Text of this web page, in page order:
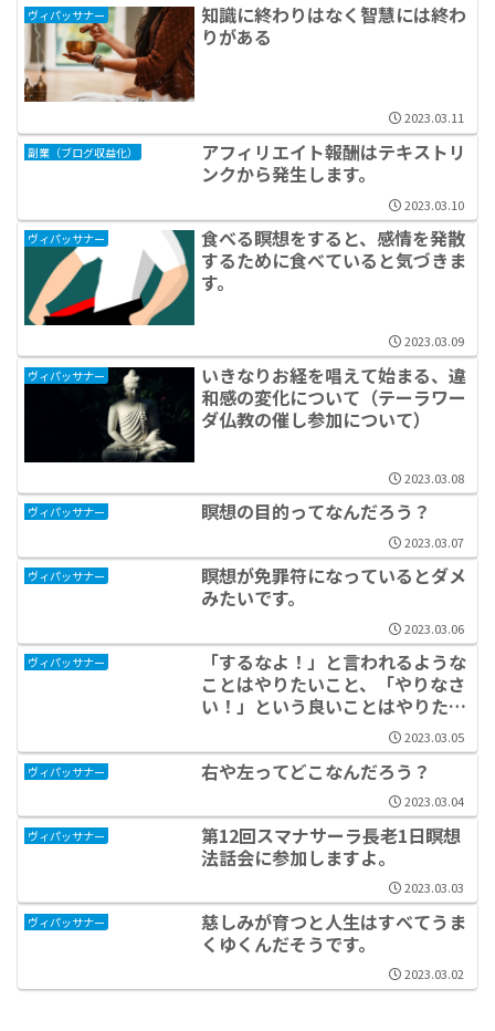
ヴィパッサナー
知識に終わりはなく智慧には終わ
りがある
2023.03.11
副業（ブログ収益化）
アフィリエイト報酬はテキストリ
ンクから発生します。
2023.03.10
ヴィパッサナー
食べる瞑想をすると、感情を発散
するために食べていると気づきま
す。
2023.03.09
ヴィパッサナー
いきなりお経を唱えて始まる、違
和感の変化について（テーラワー
ダ仏教の催し参加について）
2023.03.08
ヴィパッサナー 瞑想の目的ってなんだろう？
2023.03.07
ヴィパッサナー
瞑想が免罪符になっているとダメ
みたいです。
2023.03.06
ヴィパッサナー
「するなよ！」と言われるような
ことはやりたいこと、「やりなさ
い！」という良いことはやりたく
2023.03.05
ヴィパッサナー 右や左ってどこなんだろう？
2023.03.04
ヴィパッサナー
第12回スマナサーラ長老1日瞑想
法話会に参加しますよ。
2023.03.03
ヴィパッサナー
慈しみが育つと人生はすべてうま
くゆくんだそうです。
2023.03.02